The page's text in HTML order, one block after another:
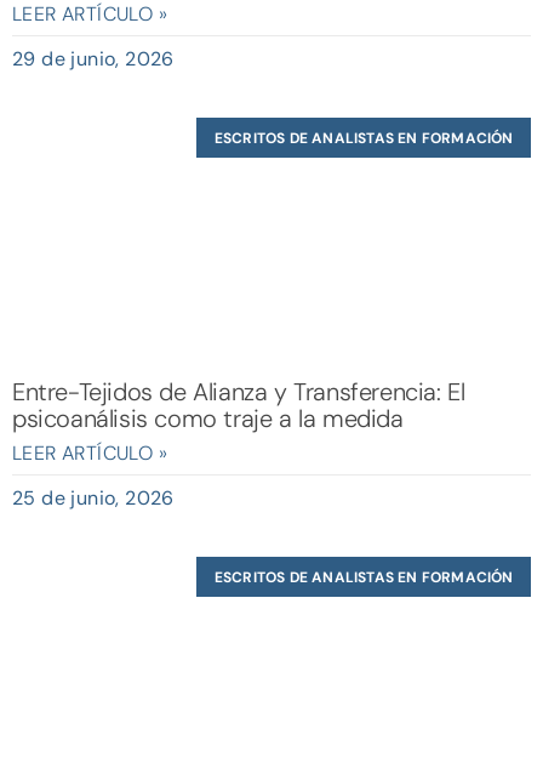
LEER ARTÍCULO »
29 de junio, 2026
ESCRITOS DE ANALISTAS EN FORMACIÓN
Entre-Tejidos de Alianza y Transferencia: El
psicoanálisis como traje a la medida
LEER ARTÍCULO »
25 de junio, 2026
ESCRITOS DE ANALISTAS EN FORMACIÓN